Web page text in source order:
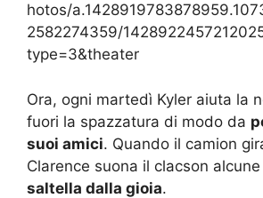
hotos/
2582274359/
type=3&theater
Ora, ogni martedì Kyler aiuta la
fuori la spazzatura di modo da
suoi amici. Quando il camion
Clarence suona il clacson
saltella dalla gioia.